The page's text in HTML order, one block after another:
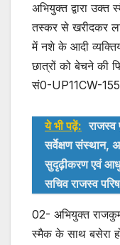
अभियुक्त द्वारा उक्त
तस्कर से खरीदकर
में नशे के आदी
छात्रों को बेचने की
सं0-UP11CW-
ये भी पढ़ें:
सर्वेक्षण संस्थान,
सुदृढ़ीकरण एवं
सचिव राजस्व
02- अभियुक्त
स्मैक के साथ बसेरा